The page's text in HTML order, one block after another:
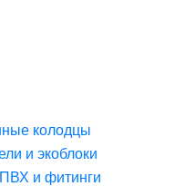
колодцы
и экоблоки
и фитинги